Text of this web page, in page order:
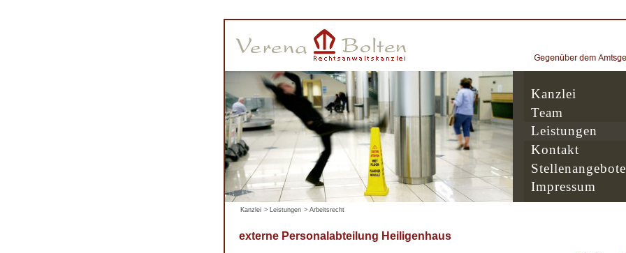
Kanzlei
Team
Leistungen
Kontakt
Stellenangebote
Impressum
Kanzlei > Leistungen > Arbeitsrecht
externe Personalabteilung Heiligenhaus